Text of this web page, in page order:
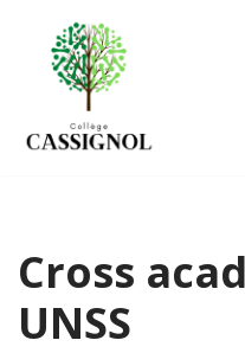
Aller
contenu
Cross
UNSS